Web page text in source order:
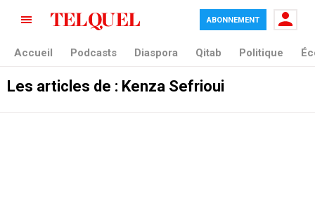
ABONNEMENT
Accueil Podcasts Diaspora Qitab Politique
Les articles de : Kenza Sefrioui